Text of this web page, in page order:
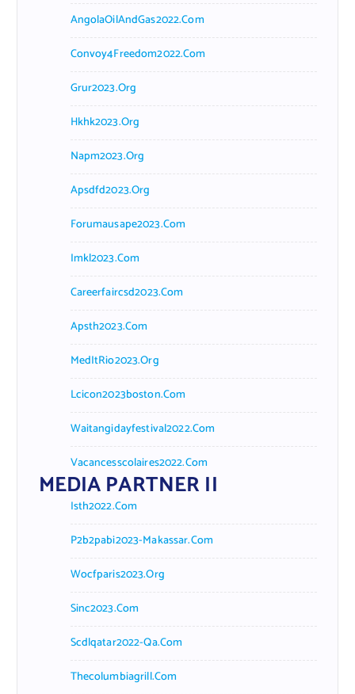
AngolaOilAndGas2022.com
Convoy4Freedom2022.com
Grur2023.org
Hkhk2023.org
Napm2023.org
Apsdfd2023.org
Forumausape2023.com
Imkl2023.com
Careerfaircsd2023.com
Apsth2023.com
MedItRio2023.org
Lcicon2023boston.com
Waitangidayfestival2022.com
Vacancesscolaires2022.com
MEDIA PARTNER II
Isth2022.com
P2b2pabi2023-Makassar.com
Wocfparis2023.org
Sinc2023.com
Scdlqatar2022-Qa.com
Thecolumbiagrill.com